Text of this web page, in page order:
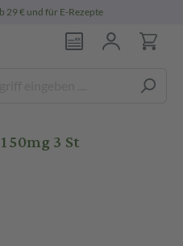
29 € und für E-Rezepte
3 St